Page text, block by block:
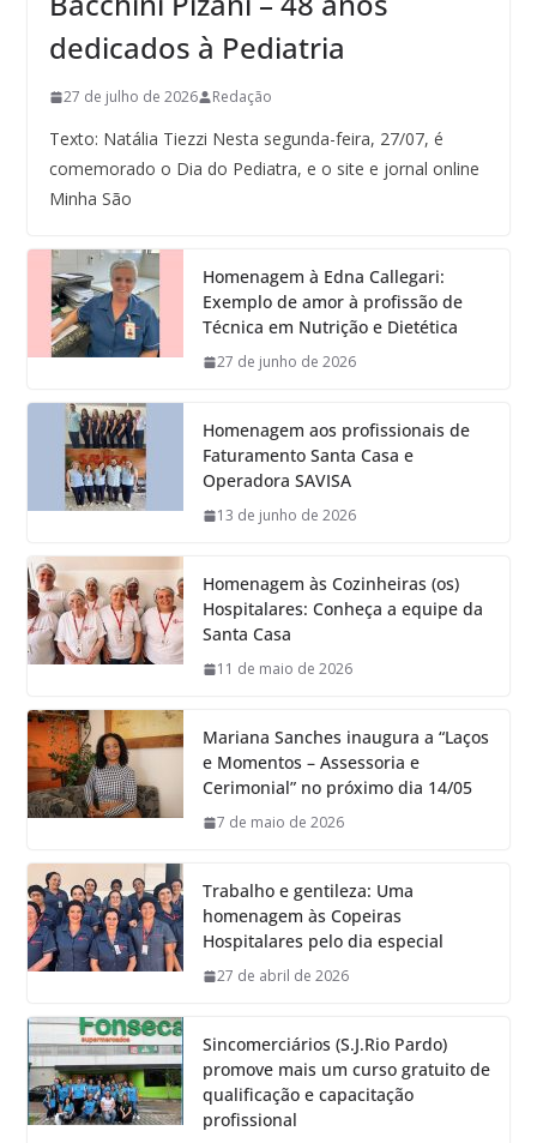
dedicados à Pediatria
27 de julho de 2026 Redação
Texto: Natália Tiezzi Nesta segunda-feira, 27/07, é
comemorado o Dia do Pediatra, e o site e jornal online
Minha São
Homenagem à Edna Callegari:
Exemplo de amor à profissão de
Técnica em Nutrição e Dietética
27 de junho de 2026
Homenagem aos profissionais de
Faturamento Santa Casa e
Operadora SAVISA
13 de junho de 2026
Homenagem às Cozinheiras (os)
Hospitalares: Conheça a equipe da
Santa Casa
11 de maio de 2026
Mariana Sanches inaugura a “Laços
e Momentos – Assessoria e
Cerimonial” no próximo dia 14/05
7 de maio de 2026
Trabalho e gentileza: Uma
homenagem às Copeiras
Hospitalares pelo dia especial
27 de abril de 2026
Sincomerciários (S.J.Rio Pardo)
promove mais um curso gratuito de
qualificação e capacitação
profissional